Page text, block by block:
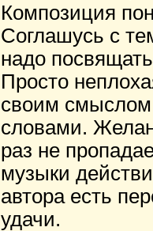
Композиция
Соглашусь с
надо
Просто
своим
словами.
раз не
музыки
автора есть
удачи.